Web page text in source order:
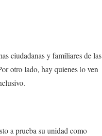
ciudadanas y familiares de las
otro lado, hay quienes lo ven
a prueba su unidad como